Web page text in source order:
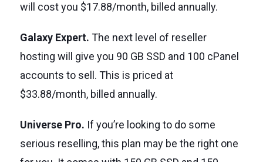
will cost you $17.88/month, billed annually.
Galaxy Expert. The next level of reseller
hosting will give you 90 GB SSD and 100 cPanel
accounts to sell. This is priced at
$33.88/month, billed annually.
Universe Pro. If you’re looking to do some
serious reselling, this plan may be the right one